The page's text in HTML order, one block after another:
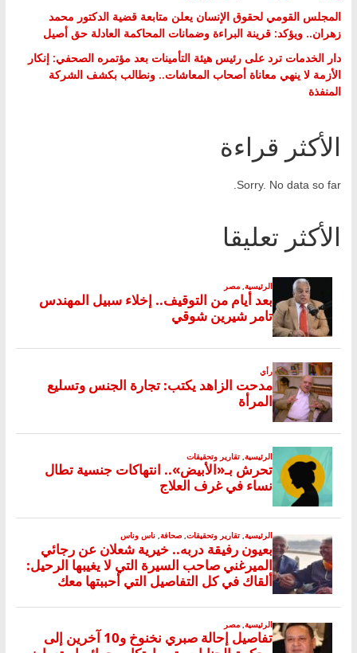
المجلس القومي لحقوق الإنسان يعلن متابعة قضية الدكتور محمد
زهران.. ويؤكد: قرينة البراءة وضمانات المحاكمة العادلة حق أصيل
دار الخدمات ترد على رئيس هيئة التأمينات بعد مؤتمره الصحفي: إنكار
الأزمة لا ينهي معاناة أصحاب المعاشات.. ونطالب بكشف الشركة
المنفذة
الأكثر قراءة
Sorry. No data so far.
الأكثر تعليقا